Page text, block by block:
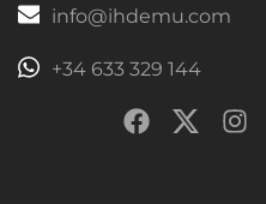
info@ihdemu.com
+34 633 329 144